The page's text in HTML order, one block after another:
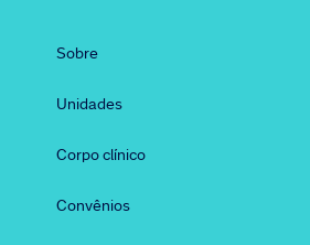
Sobre
Unidades
Corpo clínico
Convênios